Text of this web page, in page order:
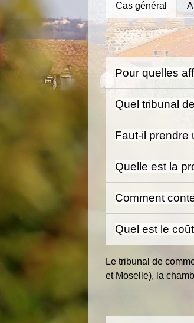
Cas général
Pour quelles
Quel tribunal
Faut-il prendre
Quelle est la
Comment
Quel est le
Le tribunal de
et Moselle), la